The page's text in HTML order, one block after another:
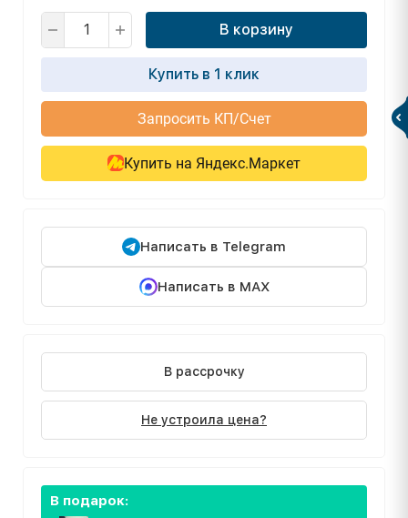
В корзину
Купить в 1 клик
Запросить КП/Счет
Купить на Яндекс.Маркет
Написать в Telegram
Написать в MAX
В рассрочку
Не устроила цена?
В подарок: